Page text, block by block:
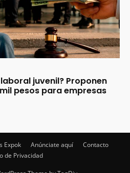
juvenil? Proponen
pesos para empresas
Expok Anúnciate aquí
Contacto
de Privacidad